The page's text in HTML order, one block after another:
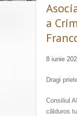
a
8 iunie
Dragi
Consiliul
călduros